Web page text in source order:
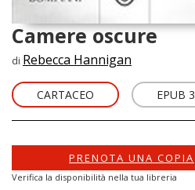
Camere oscure
di Rebecca Hannigan
CARTACEO EPUB 3
PRENOTA UNA COPIA
Verifica la disponibilità nella tua libreria